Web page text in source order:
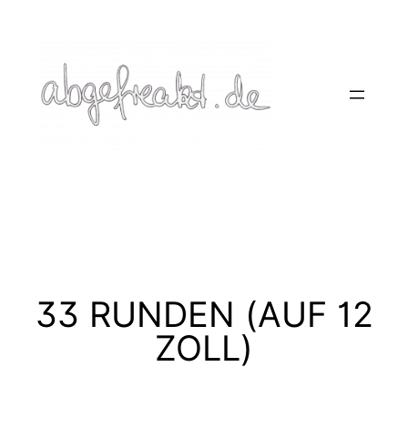
springen
33 RUNDEN (AUF 12
ZOLL)